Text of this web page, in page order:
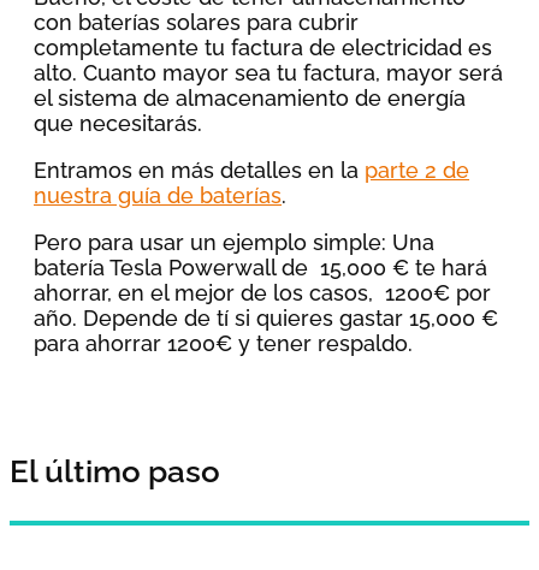
con baterías solares para cubrir
completamente tu factura de electricidad es
alto. Cuanto mayor sea tu factura, mayor será
el sistema de almacenamiento de energía
que necesitarás.
Entramos en más detalles en la parte 2 de
nuestra guía de baterías.
Pero para usar un ejemplo simple: Una
batería Tesla Powerwall de 15,000 € te hará
ahorrar, en el mejor de los casos, 1200€ por
año. Depende de tí si quieres gastar 15,000 €
para ahorrar 1200€ y tener respaldo.
El último paso